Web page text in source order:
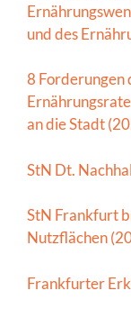
und des
8 Forderungen
an die Stadt
StN Dt.
StN Frankfurt
Nutzflächen
Frankfurter